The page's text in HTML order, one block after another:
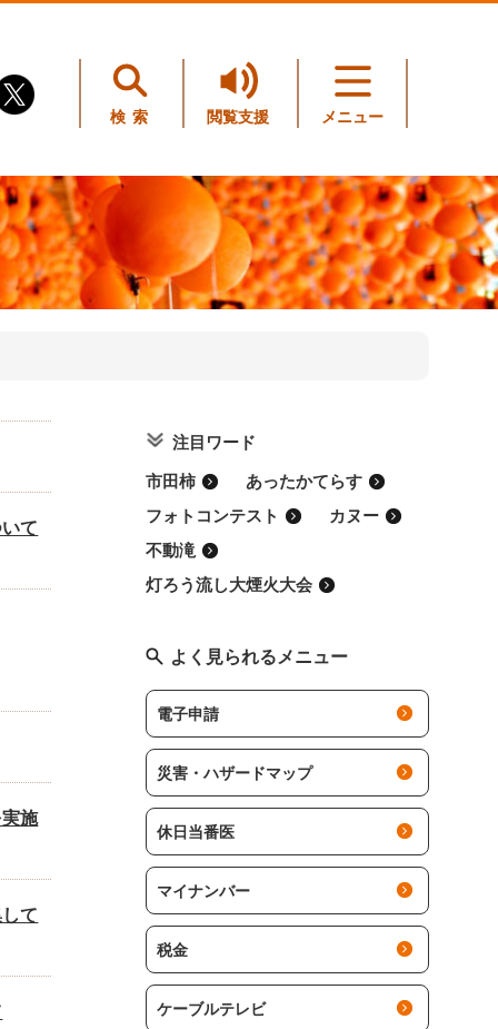
検索 閲覧支援 メニュー
て
施
て
注目ワード
市田柿
あったかてらす
フォトコンテスト
カヌー
不動滝
灯ろう流し大煙火大会
よく見られるメニュー
電子申請
災害・ハザードマップ
休日当番医
マイナンバー
税金
ケーブルテレビ